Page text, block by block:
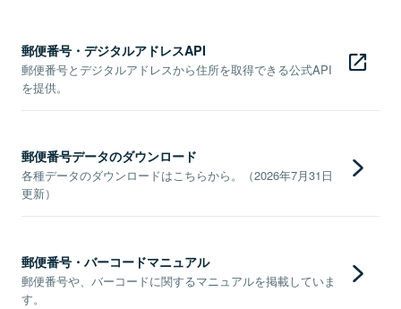
郵便番号・デジタルアドレスAPI
郵便番号とデジタルアドレスから住所を取得できる公式API
を提供。
郵便番号データのダウンロード
各種データのダウンロードはこちらから。（2026年7月31日
更新）
郵便番号・バーコードマニュアル
郵便番号や、バーコードに関するマニュアルを掲載していま
す。